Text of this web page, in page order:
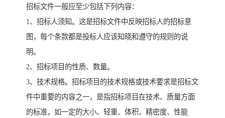
招标文件一般应至少包括下列内容：
1、招标人须知。这是招标文件中反映招标人的招标意
图，每个条款都是投标人应该知晓和遵守的规则的说
明。
2、招标项目的性质、数量。
3、技术规格。招标项目的技术规格或技术要求是招标文
件中重要的内容之一，是指招标项目在技术、质量方面
的标准，如一定的大小、轻重、体积、精密度、性能